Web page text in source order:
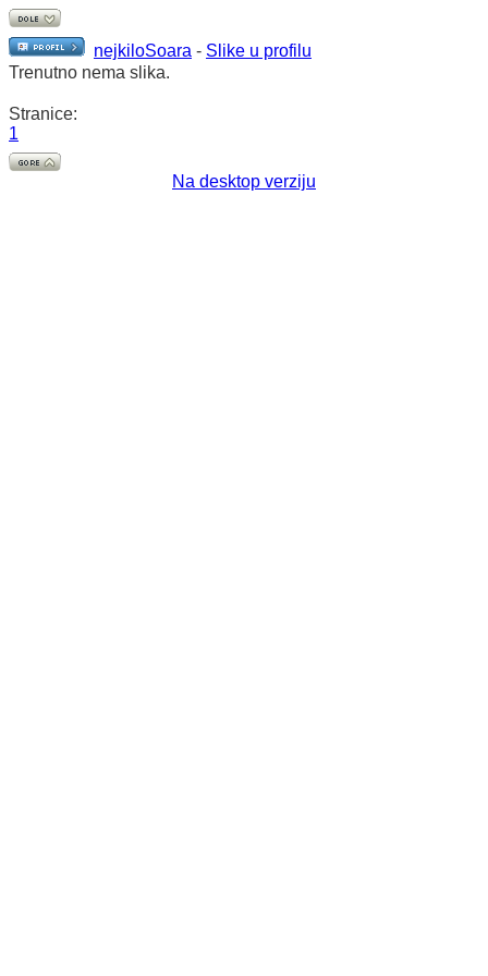
nejkiloSoara - Slike u profilu
Trenutno nema slika.
Stranice:
1
Na desktop verziju